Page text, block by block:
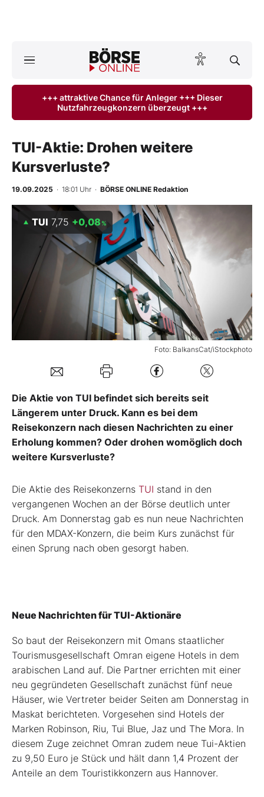
Anlageprodukte
Finanz-Check
Abo & Shop
Experten
Mein B:O
Mein Konto
Folgen Sie uns
Kontakt
+++ attraktive Chance für Anleger +++ Dieser
Nutzfahrzeugkonzern überzeugt +++
TUI-Aktie: Drohen weitere
Kursverluste?
19.09.2025 · 18:01 Uhr · BÖRSE ONLINE Redaktion
Foto: BalkansCat/iStockphoto
TUI 7,75 +0,08 %
Die Aktie von TUI befindet sich bereits seit
Längerem unter Druck. Kann es bei dem
Reisekonzern nach diesen Nachrichten zu einer
Erholung kommen? Oder drohen womöglich doch
weitere Kursverluste?
Die Aktie des Reisekonzerns TUI stand in den
vergangenen Wochen an der Börse deutlich unter
Druck. Am Donnerstag gab es nun neue Nachrichten
für den MDAX-Konzern, die beim Kurs zunächst für
einen Sprung nach oben gesorgt haben.
Neue Nachrichten für TUI-Aktionäre
So baut der Reisekonzern mit Omans staatlicher
Tourismusgesellschaft Omran eigene Hotels in dem
arabischen Land auf. Die Partner errichten mit einer
neu gegründeten Gesellschaft zunächst fünf neue
Häuser, wie Vertreter beider Seiten am Donnerstag in
Maskat berichteten. Vorgesehen sind Hotels der
Marken Robinson, Riu, Tui Blue, Jaz und The Mora. In
diesem Zuge zeichnet Omran zudem neue Tui-Aktien
zu 9,50 Euro je Stück und hält dann 1,4 Prozent der
Anteile an dem Touristikkonzern aus Hannover.